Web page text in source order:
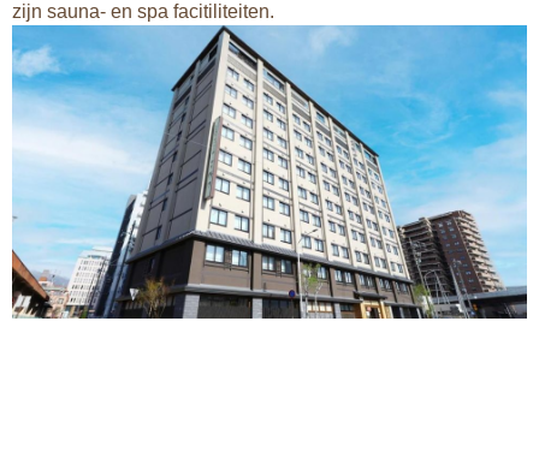
zijn sauna- en spa facitiliteiten.